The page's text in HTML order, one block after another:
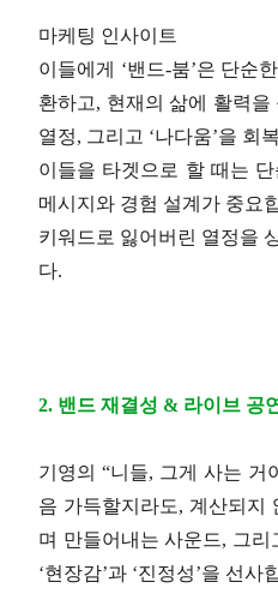
마케팅 인사이트
이들에게 ‘밴드-붐’은 단순
환하고, 현재의 삶에 활력
열정, 그리고 ‘나다움’을 회
이들을 타겟으로 할 때는
메시지와 경험 설계가 중요
키워드로 잃어버린 열정을
다.
2. 밴드 재결성 & 라이브 공
기영의 “니들, 그게 사는 거
음 가득할지라도, 계산되지
며 만들어내는 사운드, 그
‘현장감’과 ‘진정성’을 선사